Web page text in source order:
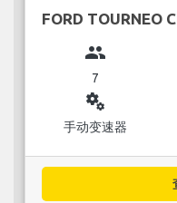
FORD TOURNEO
group
7
miscellaneous_services
手动变速器